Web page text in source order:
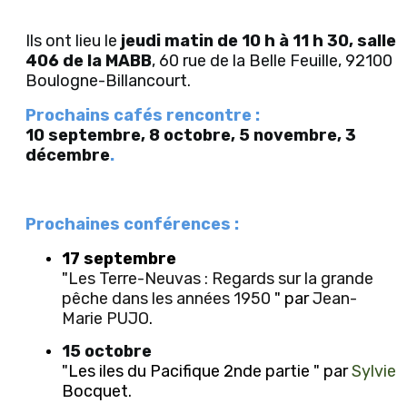
Ils ont lieu le jeudi matin de 10 h à 11 h 30, salle
406 de la MABB, 60 rue de la Belle Feuille, 92100
Boulogne-Billancourt.
Prochains cafés rencontre :
10 septembre, 8 octobre, 5 novembre, 3
décembre.
Prochaines conférences :
17 septembre
"Les Terre-Neuvas : Regards sur la grande
pêche dans les années 1950 " parJean-
Marie PUJO.
15 octobre
"Les iles du Pacifique 2nde partie " parSylvie
Bocquet.